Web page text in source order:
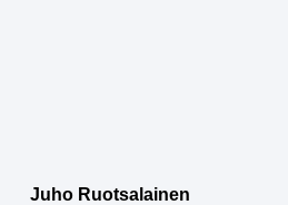
Juho Ruotsalainen